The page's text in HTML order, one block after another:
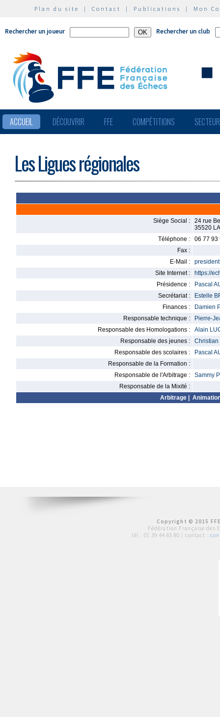
Plan du site | Contact | Publications | Mon
Rechercher un joueur Rechercher un club
ACCUEIL DÉCOUVRIR FFE COMPÉTITIONS
Les Ligues régionales
Siège Social :
24 rue
35520
Téléphone :
06 77 93
Fax :
E-Mail :
Site Internet :
https://
Présidence :
Pascal
Secrétariat :
Estelle
Finances :
Damien
Responsable technique :
Pierre-
Responsable des Homologations :
Alain
Responsable des jeunes :
Christian
Responsable des scolaires :
Pascal
Responsable de la Formation :
Responsable de l'Arbitrage :
Sammy
Responsable de la Mixité :
Arbitrage|
Copyright © 2015
Fédération Française des
tél : 01 39 44 65 80 | contact :